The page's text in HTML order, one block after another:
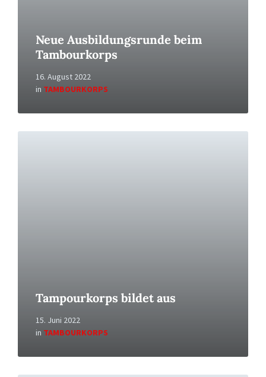
Neue Ausbildungsrunde beim
Tambourkorps
16. August 2022
in TAMBOURKORPS
Tampourkorps bildet aus
15. Juni 2022
in TAMBOURKORPS